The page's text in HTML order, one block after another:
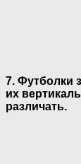
7. Футболки
их
различать.